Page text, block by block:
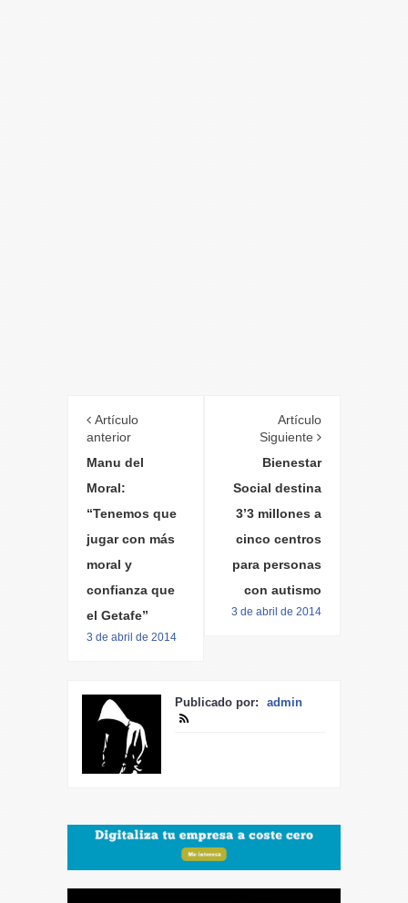
Artículo
anterior
Manu del
Moral:
“Tenemos que
jugar con más
moral y
confianza que
el Getafe”
3 de abril de 2014
Artículo
Siguiente
Bienestar
Social destina
3’3 millones a
cinco centros
para personas
con autismo
3 de abril de 2014
Publicado por: admin